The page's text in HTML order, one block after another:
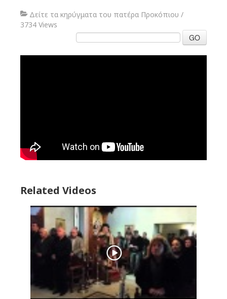
Δείτε τα κηρύγματα του πατέρα Προκόπιου /
3734 Views
GO
Related Videos